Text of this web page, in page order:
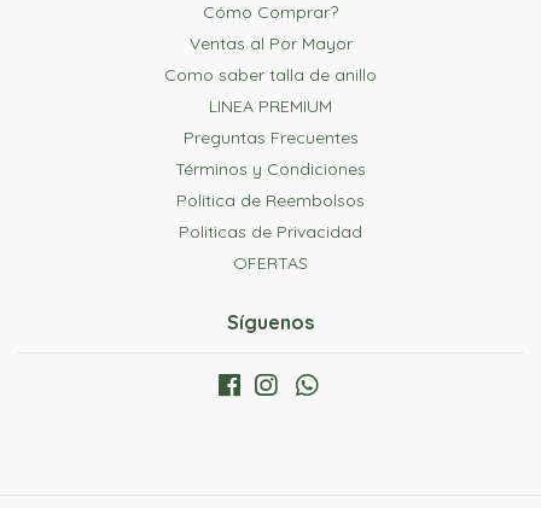
Cómo Comprar?
Ventas al Por Mayor
Como saber talla de anillo
LINEA PREMIUM
Preguntas Frecuentes
Términos y Condiciones
Politica de Reembolsos
Politicas de Privacidad
OFERTAS
Síguenos